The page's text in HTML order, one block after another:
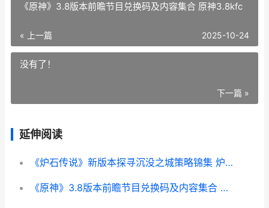
《原神》3.8版本前瞻节目兑换码及内容集合 原神3.8kfc
« 上一篇 2025-10-24
没有了！
下一篇 »
延伸阅读
《炉石传说》新版本探寻沉没之城策略锦集 炉石传说新卡
《原神》3.8版本前瞻节目兑换码及内容集合 原神3.8kfc